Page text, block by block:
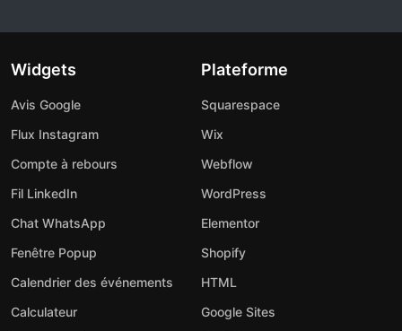
Widgets
Avis Google
Flux Instagram
Compte à rebours
Fil LinkedIn
Chat WhatsApp
Fenêtre Popup
Calendrier des événements
Calculateur
Plateforme
Squarespace
Wix
Webflow
WordPress
Elementor
Shopify
HTML
Google Sites